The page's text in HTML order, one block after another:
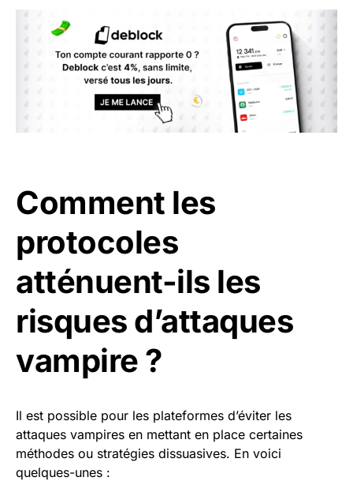
Comment les
protocoles
atténuent-ils les
risques d’attaques
vampire ?
Il est possible pour les plateformes d’éviter les
attaques vampires en mettant en place certaines
méthodes ou stratégies dissuasives. En voici
quelques-unes :